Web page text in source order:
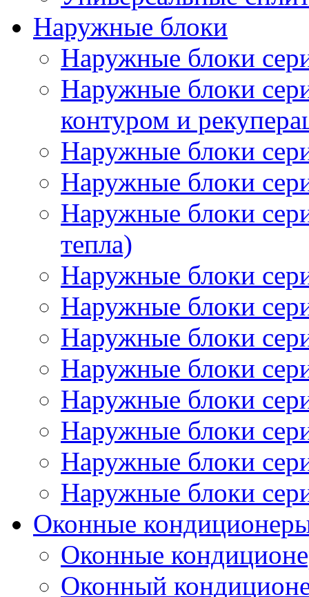
Наружные блоки
Наружные блоки
Наружные блоки
контуром и
Наружные блоки
Наружные блоки
Наружные блоки
тепла)
Наружные блоки
Наружные блоки
Наружные блоки
Наружные блоки
Наружные блоки
Наружные блоки
Наружные блоки
Наружные блоки
Оконные
Оконные
Оконный